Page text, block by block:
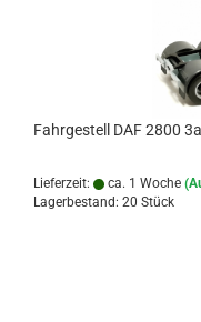
Fahrgestell DAF 2800
Lieferzeit: ca. 1 Woche
Lagerbestand: 20 Stück